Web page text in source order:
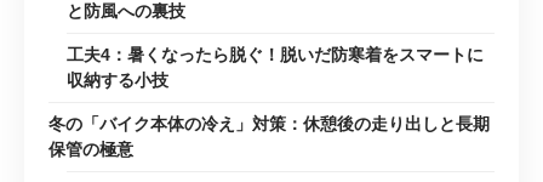
と防風への裏技
工夫4：暑くなったら脱ぐ！脱いだ防寒着をスマートに
収納する小技
冬の「バイク本体の冷え」対策：休憩後の走り出しと長期
保管の極意